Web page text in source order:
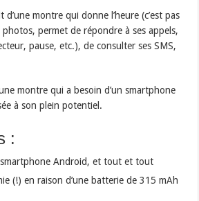
d’une montre qui donne l’heure (c’est pas
permet de répondre à ses appels,
pause, etc.), de consulter ses SMS,
montre qui a besoin d’un smartphone
à son plein potentiel.
:
Android, et tout et tout
(!) en raison d’une batterie de 315 mAh